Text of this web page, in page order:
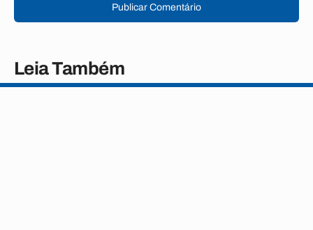
Publicar Comentário
Leia Também